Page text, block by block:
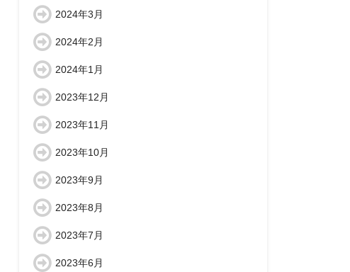
2024年3月
2024年2月
2024年1月
2023年12月
2023年11月
2023年10月
2023年9月
2023年8月
2023年7月
2023年6月